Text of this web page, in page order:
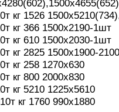
кг 1526
кг 366 1500х2190-1шт
кг 610 1500х2030-1шт
кг 2825 1500х1900-
кг 258 1270х630
кг 800 2000х830
кг 5210 1225х5610
кг 1760 990х1880